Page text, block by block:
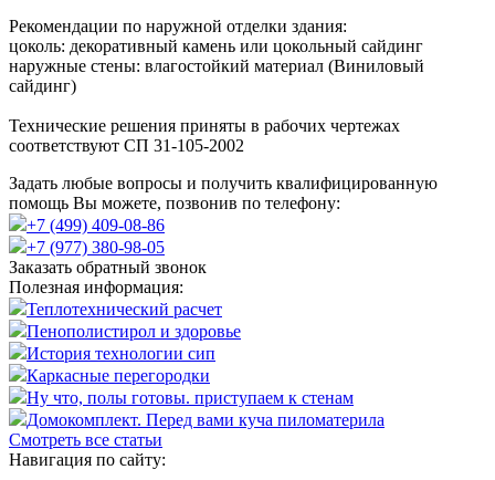
Рекомендации по наружной отделки здания:
цоколь: декоративный камень или цокольный сайдинг
наружные стены: влагостойкий материал (Виниловый
сайдинг)
Технические решения приняты в рабочих чертежах
соответствуют СП 31-105-2002
Задать любые вопросы и получить квалифицированную
помощь Вы можете, позвонив по телефону:
+7 (499) 409-08-86
+7 (977) 380-98-05
Заказать обратный звонок
Полезная информация:
Теплотехнический расчет
Пенополистирол и здоровье
История технологии сип
Каркасные перегородки
Ну что, полы готовы. приступаем к стенам
Домокомплект. Перед вами куча пиломатерила
Смотреть все статьи
Навигация по сайту: